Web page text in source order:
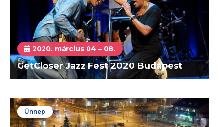
2020. március 04 – 08.
GetCloser Jazz Fest 2020 Budapest
Ünnep